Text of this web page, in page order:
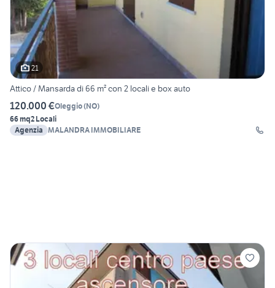
21
Attico / Mansarda di 66 m² con 2 locali e box auto
120.000 €Oleggio(NO)
66 mq2 Locali
Agenzia MALANDRA IMMOBILIARE